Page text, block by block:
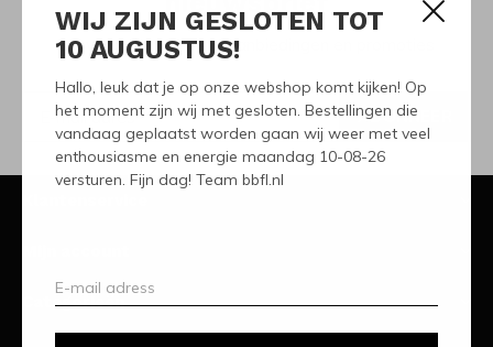
WIJ ZIJN GESLOTEN TOT
10 AUGUSTUS!
Hallo, leuk dat je op onze webshop komt kijken! Op
het moment zijn wij met gesloten. Bestellingen die
vandaag geplaatst worden gaan wij weer met veel
enthousiasme en energie maandag 10-08-26
versturen. Fijn dag! Team bbfl.nl
Ontvang de nieuwste aanbiedingen en promoties
ABONNEER
Categorieën